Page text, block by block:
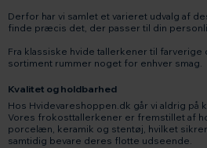
Derfor har vi samlet et varieret udvalg af
finde præcis det, der passer til din
Fra klassiske hvide tallerkener til farverige
sortiment rummer noget for enhver smag.
Kvalitet og holdbarhed
Hos Hvidevareshoppen.dk går vi aldrig på
Vores frokosttallerkener er fremstillet af
porcelæn, keramik og stentøj, hvilket
samtidig bevare deres flotte udseende.